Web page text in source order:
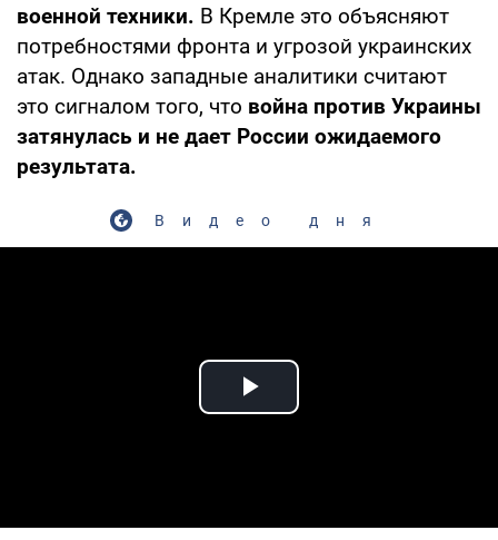
военной техники. В Кремле это объясняют
потребностями фронта и угрозой украинских
атак. Однако западные аналитики считают
это сигналом того, что война против Украины
затянулась и не дает России ожидаемого
результата.
Видео дня
Play Video